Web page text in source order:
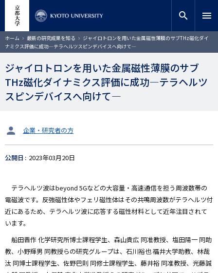
コ
ン
テ
ツ
に
動
サイト内検索
検索
search menu
ホーム 最新の研究成果を知る
ジャイロトロンを用いた金属磁性薄膜のサブTHz磁化ダイ
ナミクス評価に成功―テラヘルツスピンデバイスへ向けて―
ジャイロトロンを用いた金属磁性薄膜のサブ
THz磁化ダイナミクス評価に成功―テラヘルツ
スピンデバイスへ向けて―
タ
ッ
企業・研究者の方
公開日 2023年03月20日
テラヘルツ波はbeyond 5Gなどの大容量・高速通信を担う周波数帯の
電磁波です。反強磁性体やフェリ磁性体はその共鳴周波数がテラヘルツ付
近にあるため、テラヘルツ波に応答する磁性材料として近年注目されて
います。
船田晋作 化学研究所博士課程学生、森山貴広 同准教授、塩田陽一 同助
教、小野輝男 同教授らの研究グループは、石川裕也 福井大学助教、林哉
汰 同博士課程学生、佐野巴則 同修士課程学生、藤井裕 同准教授、光藤誠